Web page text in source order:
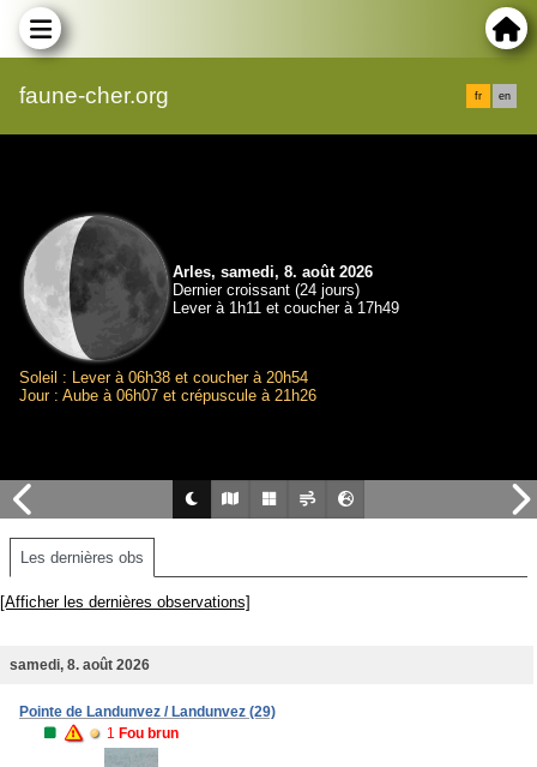
faune-cher.org fr en
Arles, samedi, 8. août 2026
Dernier croissant (24 jours)
Lever à 1h11 et coucher à 17h49
Soleil : Lever à 06h38 et coucher à 20h54
Jour : Aube à 06h07 et crépuscule à 21h26
Les dernières obs
[Afficher les dernières observations]
samedi, 8. août 2026
Pointe de Landunvez / Landunvez (29)
1 Fou brun